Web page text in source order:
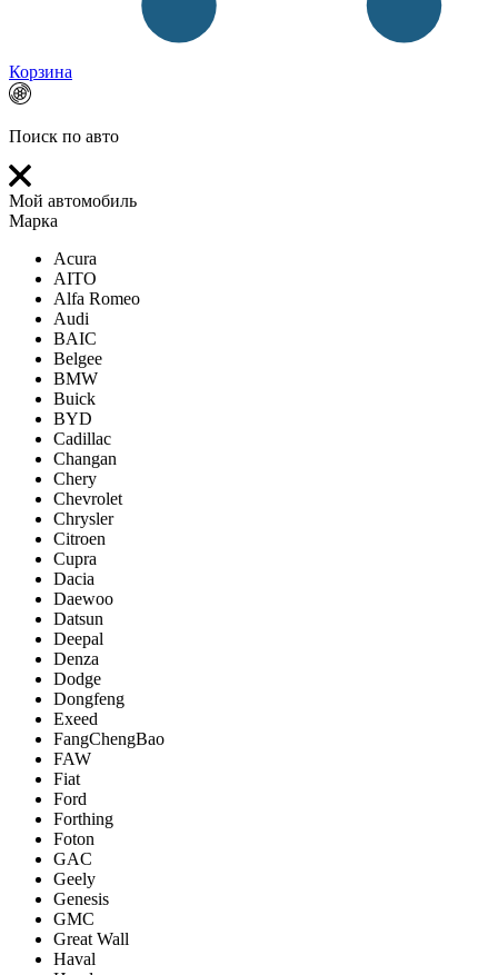
Корзина
Поиск по авто
Мой автомобиль
Марка
Acura
AITO
Alfa Romeo
Audi
BAIC
Belgee
BMW
Buick
BYD
Cadillac
Changan
Chery
Chevrolet
Chrysler
Citroen
Cupra
Dacia
Daewoo
Datsun
Deepal
Denza
Dodge
Dongfeng
Exeed
FangChengBao
FAW
Fiat
Ford
Forthing
Foton
GAC
Geely
Genesis
GMC
Great Wall
Haval